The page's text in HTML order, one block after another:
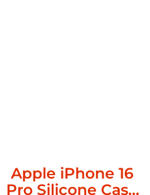
Apple iPhone 16
Pro Silicone Case